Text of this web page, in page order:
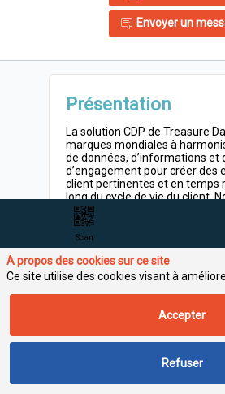
Envoyer un
Présentation
La solution CDP de Treasure
marques mondiales à
de données, d’informations et
d’engagement pour créer des
client pertinentes et en temps
long du cycle de vie du client.
la connaissance vos clients, la
personnalisation des
échelle, le développement de
entreprise tout en répondant
de confidentialité et de sécurité
Editeur de logiciel
Data Marketing (CDP, DMP)
Scan
A propos des cookies sur ce site
Ce site utilise des cookies visant à
Accepter
Refuser